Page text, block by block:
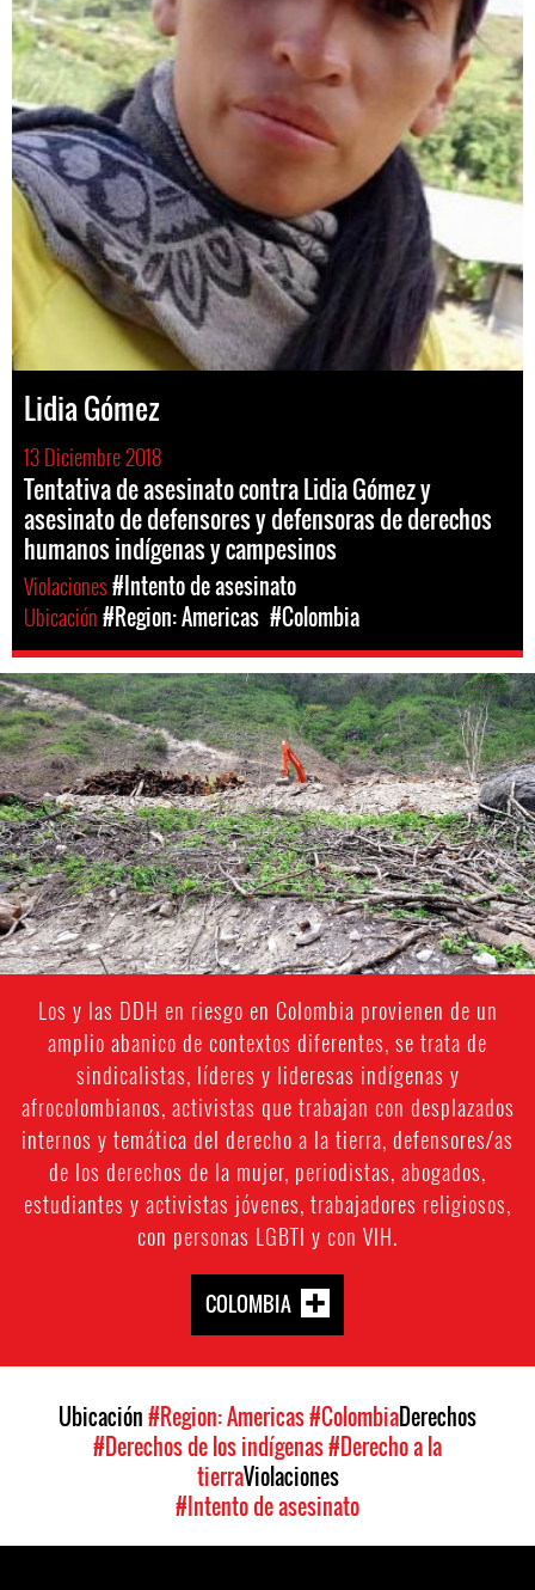
Lidia Gómez
13 Diciembre 2018
Tentativa de asesinato contra Lidia Gómez y
asesinato de defensores y defensoras de derechos
humanos indígenas y campesinos
Violaciones#Intento de asesinato
Ubicación#Region: Americas #Colombia
colombia-
environment-
context.jpeg
Los y las DDH en riesgo en Colombia provienen de un
amplio abanico de contextos diferentes, se trata de
sindicalistas, líderes y lideresas indígenas y
afrocolombianos, activistas que trabajan con desplazados
internos y temática del derecho a la tierra, defensores/as
de los derechos de la mujer, periodistas, abogados,
estudiantes y activistas jóvenes, trabajadores religiosos,
con personas LGBTI y con VIH.
COLOMBIA
Ubicación#Region: Americas#ColombiaDerechos
#Derechos de los indígenas#Derecho a la
tierraViolaciones
#Intento de asesinato